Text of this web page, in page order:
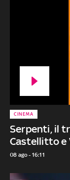
Serpenti, il
Castellitto e
CINEMA
08 ago - 16:11